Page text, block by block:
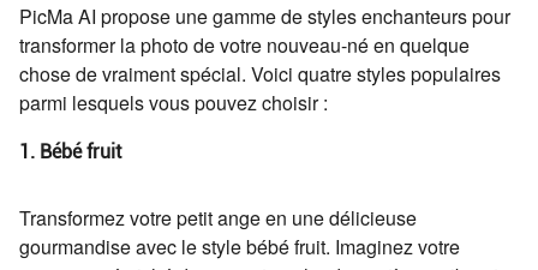
PicMa AI propose une gamme de styles enchanteurs pour
transformer la photo de votre nouveau-né en quelque
chose de vraiment spécial. Voici quatre styles populaires
parmi lesquels vous pouvez choisir :
1. Bébé fruit
Transformez votre petit ange en une délicieuse
gourmandise avec le style bébé fruit. Imaginez votre